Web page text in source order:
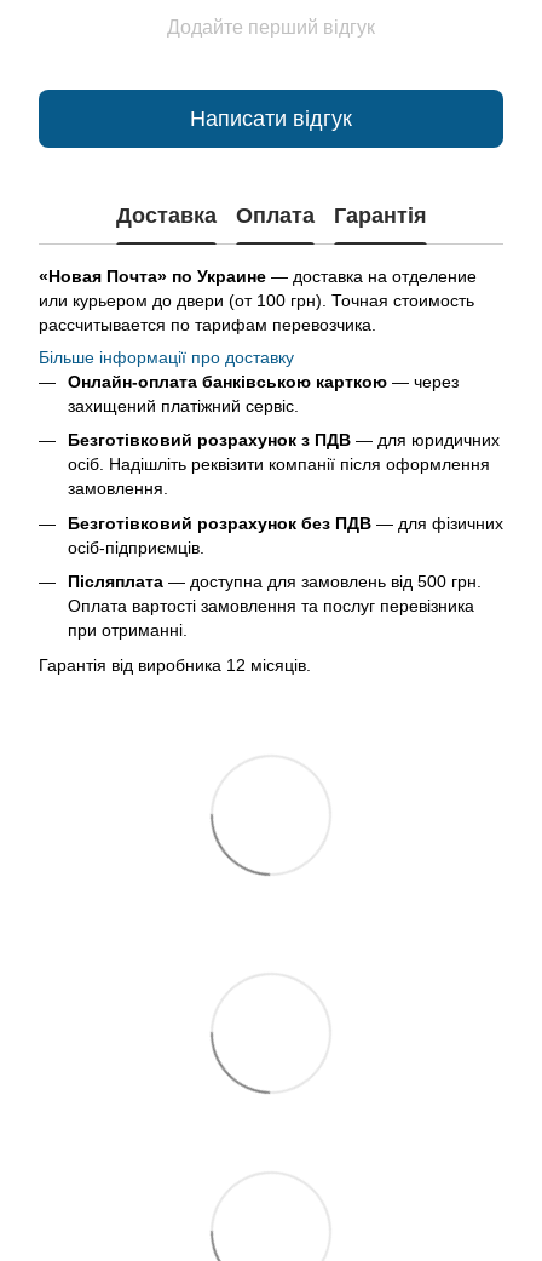
Додайте перший відгук
Написати відгук
Доставка Оплата Гарантія
«Новая Почта» по Украине — доставка на отделение
или курьером до двери (от 100 грн). Точная стоимость
рассчитывается по тарифам перевозчика.
Більше інформації про доставку
Онлайн-оплата банківською карткою — через
захищений платіжний сервіс.
Безготівковий розрахунок з ПДВ — для юридичних
осіб. Надішліть реквізити компанії після оформлення
замовлення.
Безготівковий розрахунок без ПДВ — для фізичних
осіб-підприємців.
Післяплата — доступна для замовлень від 500 грн.
Оплата вартості замовлення та послуг перевізника
при отриманні.
Гарантія від виробника 12 місяців.